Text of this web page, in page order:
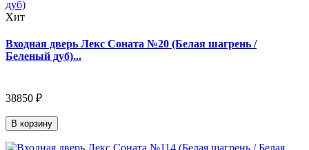
Хит
Входная дверь Лекс Соната №20 (Белая шагрень /
Беленый дуб)...
38850 ₽
В корзину